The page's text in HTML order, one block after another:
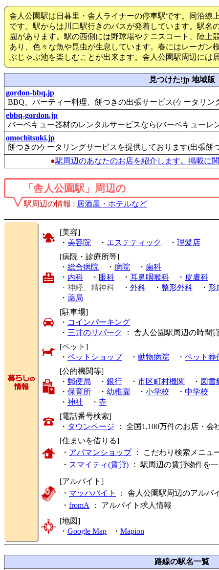
舎人公園駅は日暮里・舎人ライナーの停車駅です。同沿線
です。駅からは川口駅行きのバスが発着しています。駅名
園があります。駅の西側には野球場やテニスコート、陸上
あり、色々な魚や昆虫が生息しています。春にはレーガン
ぶじゃぶ池を楽しむことが出来ます。舎人公園駅周辺には
見つけた!jp 地域版
gordon-bbq.jp
BBQ、パーティー料理、餅つきの出張サービス(ケータリン
ebbq-gordon.jp
バーベキュー器材のレンタルサービスなら(バーベキューレ
omochitsuki.jp
餅つきのケータリングサービスを提供しております(出張餅
●駅周辺のあなたのお店を紹介します。掲載に
「舎人公園駅」周辺の
駅周辺の情報 : 居酒屋・ホテルなど
[美容]
・ 美容院 ・ エステティック ・ 理髪店
[病院・診療所等]
・ 総合病院 ・ 病院 ・ 歯科
・ 内科 ・ 眼科 ・ 耳鼻咽喉科 ・ 皮膚科
・神経、精神科 ・ 外科 ・ 整形外科 ・ 形
・ 薬局
[駐車場]
・ コインパーキング
・ 三井のリパーク
： 舎人公園駅周辺の時間
[ペット]
・ ペットショップ・ 動物病院 ・ ペット葬
[公的機関等]
・ 郵便局 ・ 銀行 ・ 市区町村機関 ・ 図書
・ 保育所 ・ 幼稚園 ・ 小学校 ・ 中学校
・ 神社 ・ 寺
[電話番号検索]
・ タウンページ ： 全国1,100万件のお店・
[住まいを借りる]
・ アパマンショップ： こだわり検索メニュ
・ スマイティ(賃貸) ： 駅周辺の賃貸物件を
[アルバイト]
・ マッハバイト
： 舎人公園駅周辺のアルバ
・ fromA ： アルバイト求人情報
[地図]
・ Google Map ・ Mapion
路線の駅名一覧